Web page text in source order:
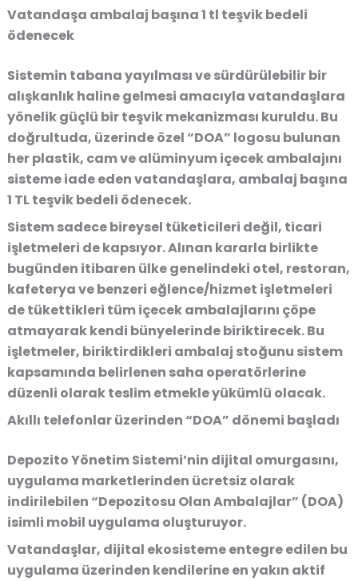
Vatandaşa ambalaj başına 1 tl teşvik bedeli
ödenecek
Sistemin tabana yayılması ve sürdürülebilir bir
alışkanlık haline gelmesi amacıyla vatandaşlara
yönelik güçlü bir teşvik mekanizması kuruldu. Bu
doğrultuda, üzerinde özel “DOA” logosu bulunan
her plastik, cam ve alüminyum içecek ambalajını
sisteme iade eden vatandaşlara, ambalaj başına
1 TL teşvik bedeli ödenecek.
Sistem sadece bireysel tüketicileri değil, ticari
işletmeleri de kapsıyor. Alınan kararla birlikte
bugünden itibaren ülke genelindeki otel, restoran,
kafeterya ve benzeri eğlence/hizmet işletmeleri
de tükettikleri tüm içecek ambalajlarını çöpe
atmayarak kendi bünyelerinde biriktirecek. Bu
işletmeler, biriktirdikleri ambalaj stoğunu sistem
kapsamında belirlenen saha operatörlerine
düzenli olarak teslim etmekle yükümlü olacak.
Akıllı telefonlar üzerinden “DOA” dönemi başladı
Depozito Yönetim Sistemi’nin dijital omurgasını,
uygulama marketlerinden ücretsiz olarak
indirilebilen “Depozitosu Olan Ambalajlar” (DOA)
isimli mobil uygulama oluşturuyor.
Vatandaşlar, dijital ekosisteme entegre edilen bu
uygulama üzerinden kendilerine en yakın aktif